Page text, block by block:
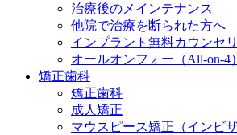
治療後のメインテナンス
他院で治療を断られた方へ
インプラント無料カウンセ
オールオンフォー（All-on-4）
矯正歯科
矯正歯科
成人矯正
マウスピース矯正（インビザ